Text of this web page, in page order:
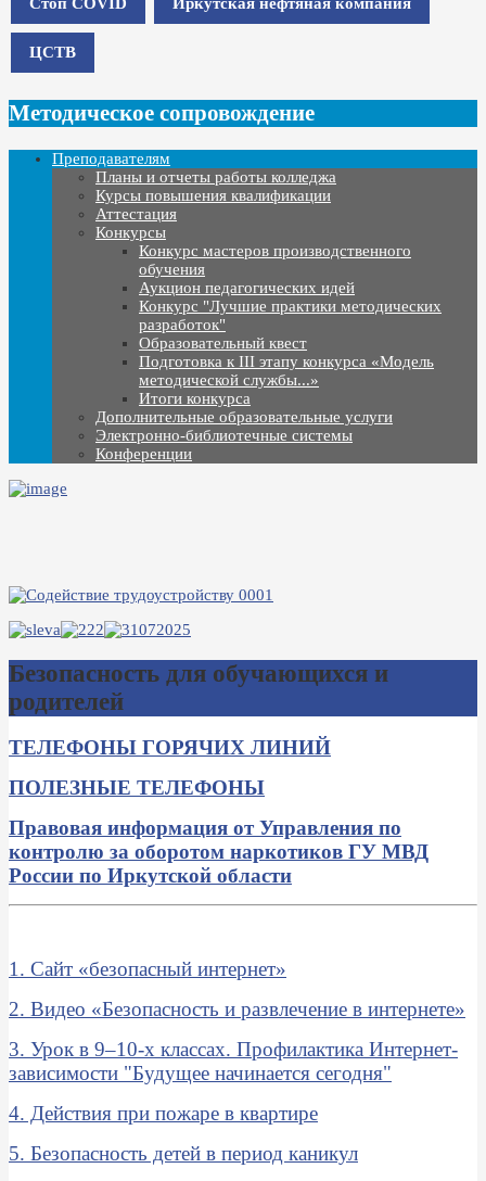
ЦСТВ
Методическое сопровождение
Преподавателям
Планы и отчеты работы колледжа
Курсы повышения квалификации
Аттестация
Конкурсы
Конкурс мастеров производственного
обучения
Аукцион педагогических идей
Конкурс "Лучшие практики методических
разработок"
Образовательный квест
Подготовка к III этапу конкурса «Модель
методической службы...»
Итоги конкурса
Дополнительные образовательные услуги
Электронно-библиотечные системы
Конференции
Безопасность для обучающихся и
родителей
ТЕЛЕФОНЫ ГОРЯЧИХ ЛИНИЙ
ПОЛЕЗНЫЕ ТЕЛЕФОНЫ
Правовая информация от Управления по
контролю за оборотом наркотиков ГУ МВД
России по Иркутской области
1. Сайт «безопасный интернет»
2. Видео «Безопасность и развлечение в интернете»
3. Урок в 9–10-х классах. Профилактика Интернет-
зависимости "Будущее начинается сегодня"
4. Действия при пожаре в квартире
5. Безопасность детей в период каникул